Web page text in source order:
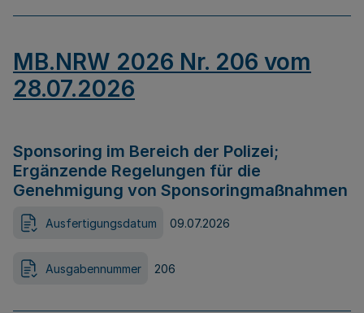
MB.NRW 2026 Nr. 206 vom
28.07.2026
Sponsoring im Bereich der Polizei;
Ergänzende Regelungen für die
Genehmigung von Sponsoringmaßnahmen
Ausfertigungsdatum 09.07.2026
Ausgabennummer 206